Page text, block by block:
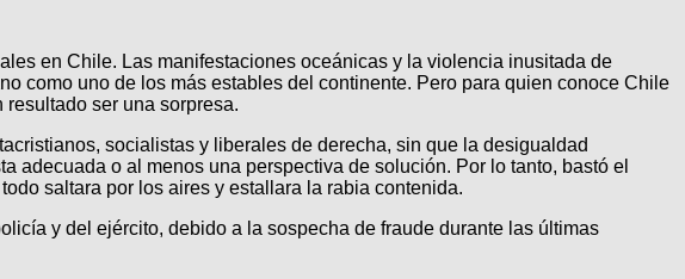
en Chile. Las manifestaciones oceánicas y la violencia inusitada de
como uno de los más estables del continente. Pero para quien conoce Chile
ser una sorpresa.
socialistas y liberales de derecha, sin que la desigualdad
o al menos una perspectiva de solución. Por lo tanto, bastó el
saltara por los aires y estallara la rabia contenida.
y del ejército, debido a la sospecha de fraude durante las últimas